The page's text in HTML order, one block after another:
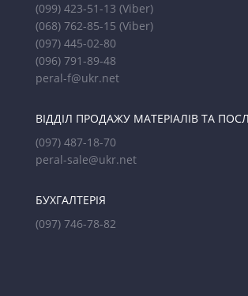
(099) 423-51-13 (Viber)
(068) 762-85-15 (Viber)
(097) 445-02-80
(096) 791-89-48
peral-f@ukr.net
ВІДДІЛ ПРОДАЖУ МАТЕРІАЛІВ ТА
(097) 487-18-70
peral-sale@ukr.net
БУХГАЛТЕРІЯ
(097) 746-78-82